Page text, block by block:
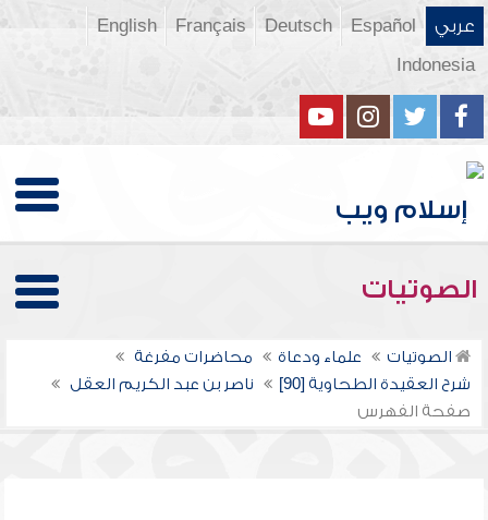
عربي Español
Deutsch
Français
English
Indonesia
الصوتيات
الصوتيات علماء ودعاة
محاضرات مفرغة
شرح العقيدة الطحاوية [90]
ناصر بن عبد الكريم العقل
صفحة الفهرس